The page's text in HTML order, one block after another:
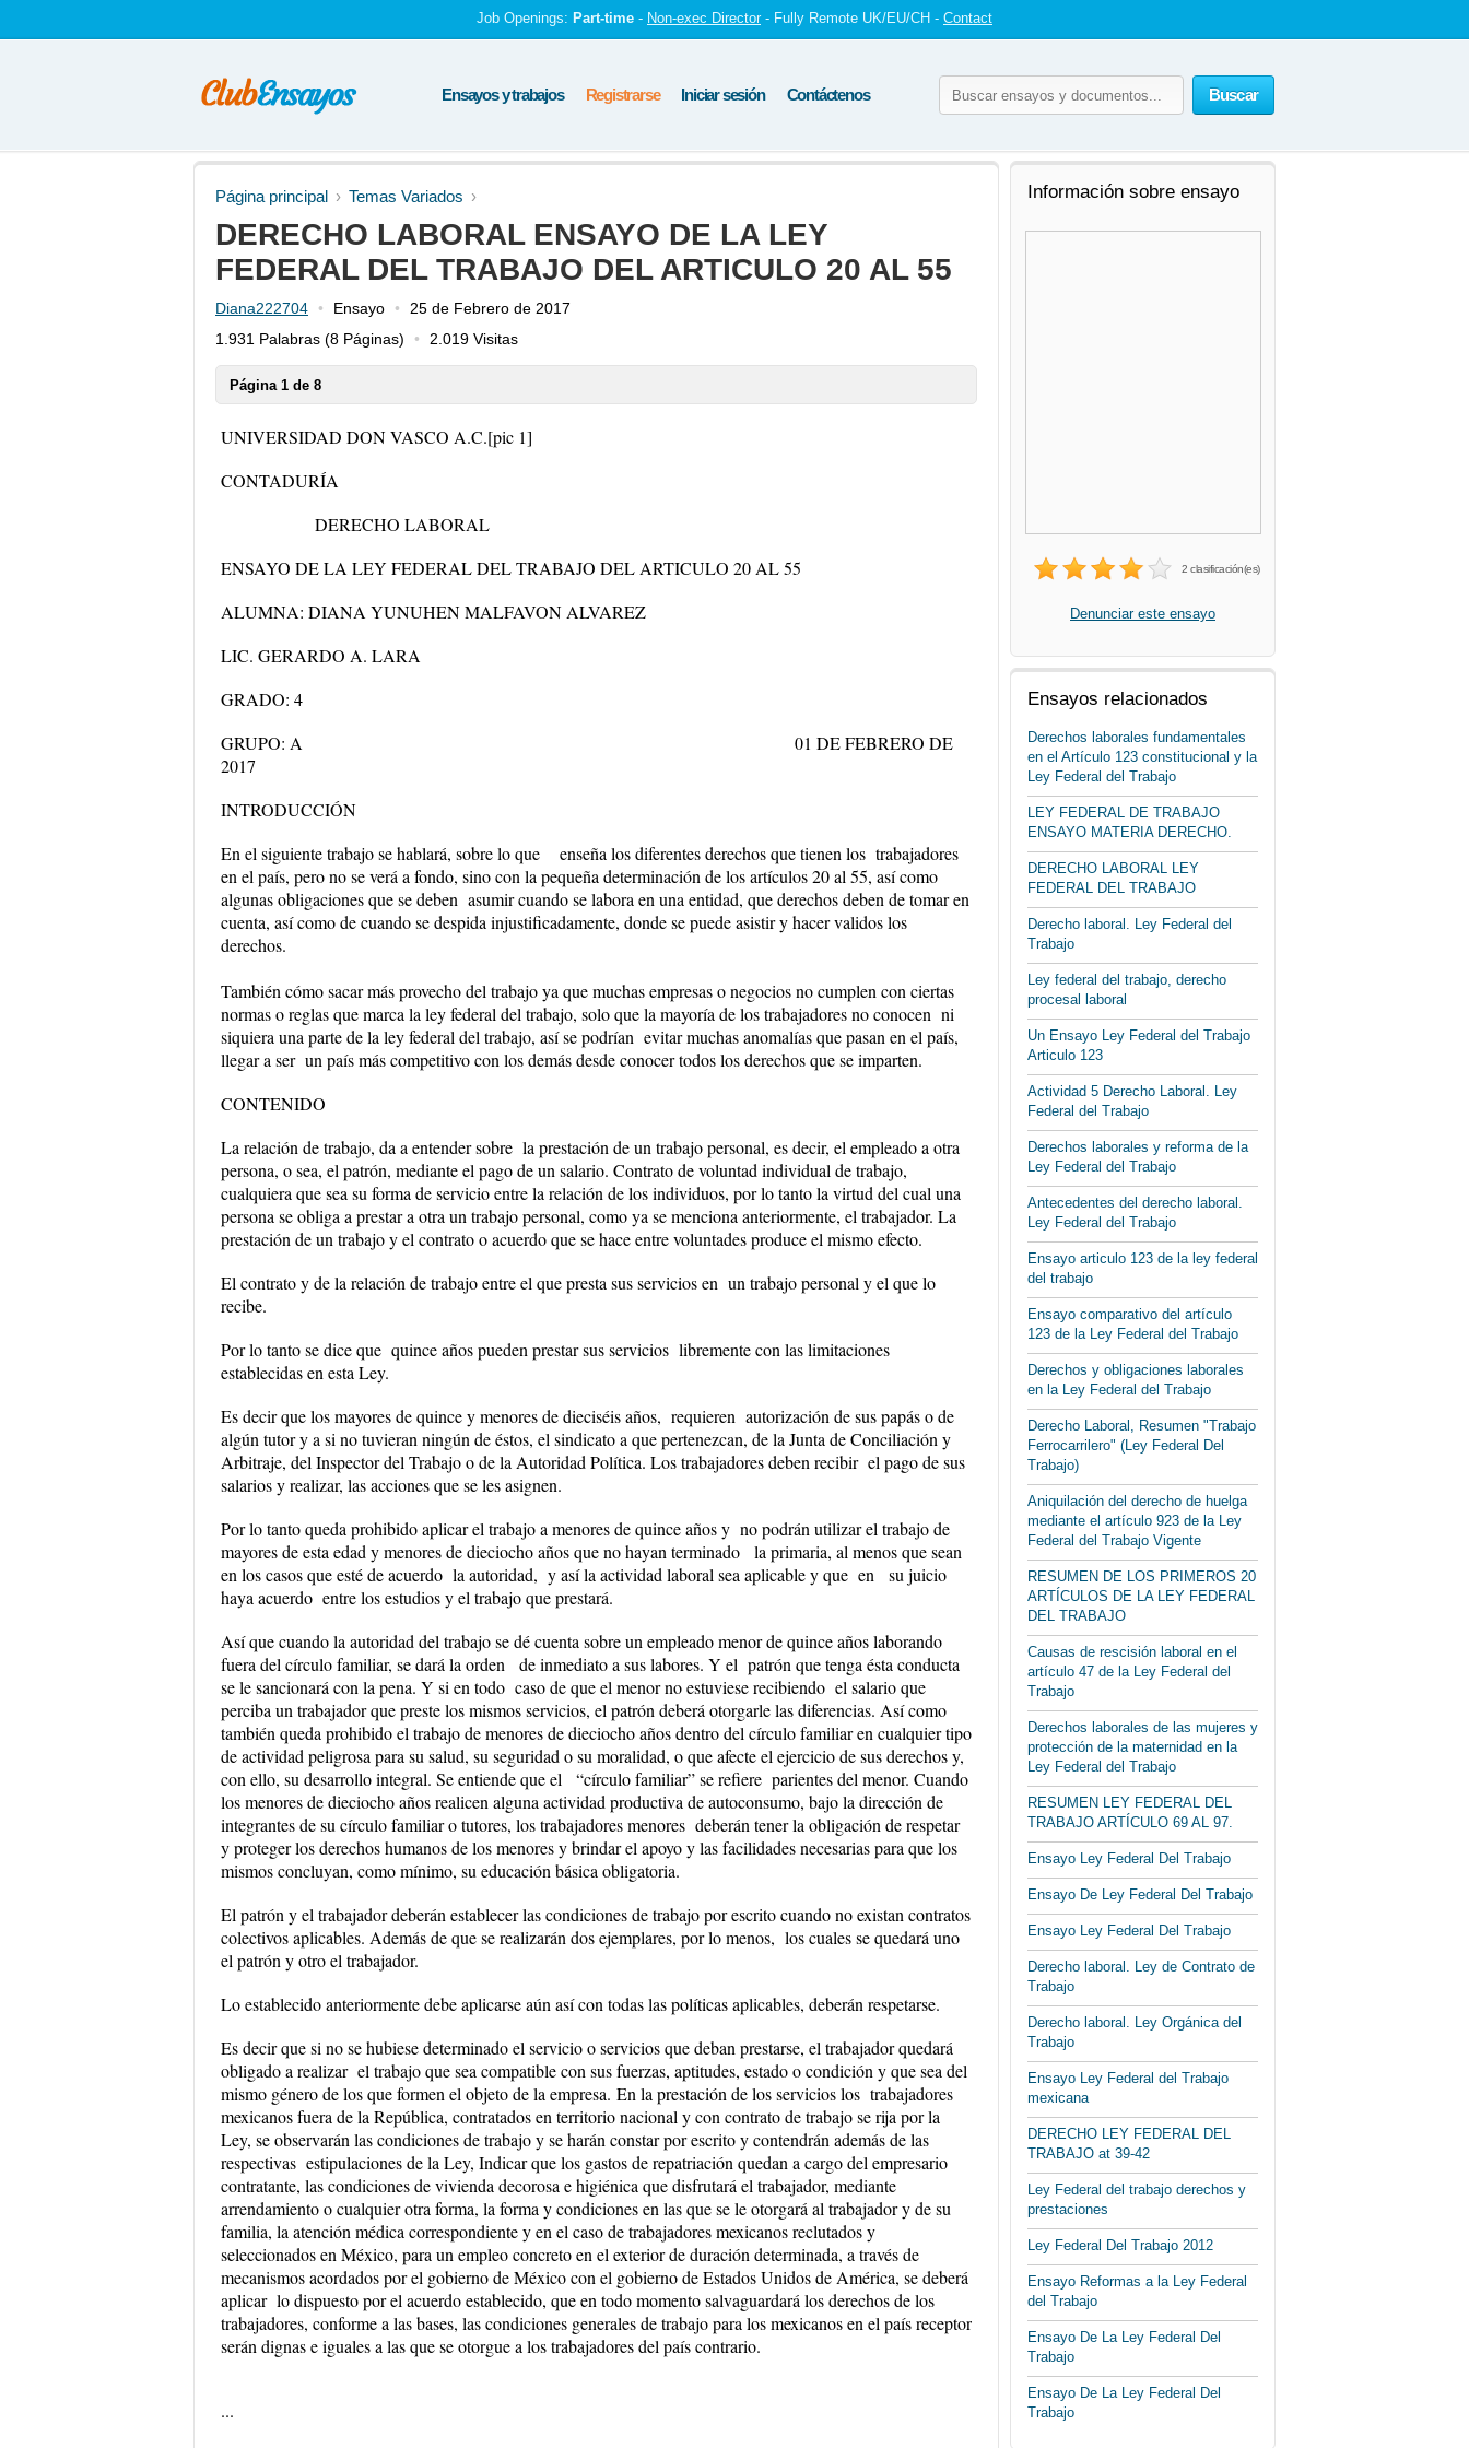
Job Openings: Part-time - Non-exec Director - Fully Remote UK/EU/CH - Contact
Buscar
Ensayos y trabajos Registrarse Iniciar sesión Contáctenos
Página principal Temas Variados
DERECHO LABORAL ENSAYO DE LA LEY
FEDERAL DEL TRABAJO DEL ARTICULO 20 AL 55
Diana222704 Ensayo
25 de Febrero de 2017
1.931 Palabras (8 Páginas) 2.019 Visitas
Página 1 de 8
UNIVERSIDAD DON VASCO A.C.[pic 1]
CONTADURÍA
DERECHO LABORAL
ENSAYO DE LA LEY FEDERAL DEL TRABAJO DEL ARTICULO 20 AL 55
ALUMNA: DIANA YUNUHEN MALFAVON ALVAREZ
LIC. GERARDO A. LARA
GRADO: 4
GRUPO: A 01 DE FEBRERO DE
2017
INTRODUCCIÓN
En el siguiente trabajo se hablará, sobre lo que enseña los diferentes derechos que tienen los trabajadores
en el país, pero no se verá a fondo, sino con la pequeña determinación de los artículos 20 al 55, así como
algunas obligaciones que se deben asumir cuando se labora en una entidad, que derechos deben de tomar en
cuenta, así como de cuando se despida injustificadamente, donde se puede asistir y hacer validos los
derechos.
También cómo sacar más provecho del trabajo ya que muchas empresas o negocios no cumplen con ciertas
normas o reglas que marca la ley federal del trabajo, solo que la mayoría de los trabajadores no conocen ni
siquiera una parte de la ley federal del trabajo, así se podrían evitar muchas anomalías que pasan en el país,
llegar a ser un país más competitivo con los demás desde conocer todos los derechos que se imparten.
CONTENIDO
La relación de trabajo, da a entender sobre la prestación de un trabajo personal, es decir, el empleado a otra
persona, o sea, el patrón, mediante el pago de un salario. Contrato de voluntad individual de trabajo,
cualquiera que sea su forma de servicio entre la relación de los individuos, por lo tanto la virtud del cual una
persona se obliga a prestar a otra un trabajo personal, como ya se menciona anteriormente, el trabajador. La
prestación de un trabajo y el contrato o acuerdo que se hace entre voluntades produce el mismo efecto.
El contrato y de la relación de trabajo entre el que presta sus servicios en un trabajo personal y el que lo
recibe.
Por lo tanto se dice que quince años pueden prestar sus servicios libremente con las limitaciones
establecidas en esta Ley.
Es decir que los mayores de quince y menores de dieciséis años, requieren autorización de sus papás o de
algún tutor y a si no tuvieran ningún de éstos, el sindicato a que pertenezcan, de la Junta de Conciliación y
Arbitraje, del Inspector del Trabajo o de la Autoridad Política. Los trabajadores deben recibir el pago de sus
salarios y realizar, las acciones que se les asignen.
Por lo tanto queda prohibido aplicar el trabajo a menores de quince años y no podrán utilizar el trabajo de
mayores de esta edad y menores de dieciocho años que no hayan terminado la primaria, al menos que sean
en los casos que esté de acuerdo la autoridad, y así la actividad laboral sea aplicable y que en su juicio
haya acuerdo entre los estudios y el trabajo que prestará.
Así que cuando la autoridad del trabajo se dé cuenta sobre un empleado menor de quince años laborando
fuera del círculo familiar, se dará la orden de inmediato a sus labores. Y el patrón que tenga ésta conducta
se le sancionará con la pena. Y si en todo caso de que el menor no estuviese recibiendo el salario que
perciba un trabajador que preste los mismos servicios, el patrón deberá otorgarle las diferencias. Así como
también queda prohibido el trabajo de menores de dieciocho años dentro del círculo familiar en cualquier tipo
de actividad peligrosa para su salud, su seguridad o su moralidad, o que afecte el ejercicio de sus derechos y,
con ello, su desarrollo integral. Se entiende que el “círculo familiar” se refiere parientes del menor. Cuando
los menores de dieciocho años realicen alguna actividad productiva de autoconsumo, bajo la dirección de
integrantes de su círculo familiar o tutores, los trabajadores menores deberán tener la obligación de respetar
y proteger los derechos humanos de los menores y brindar el apoyo y las facilidades necesarias para que los
mismos concluyan, como mínimo, su educación básica obligatoria.
El patrón y el trabajador deberán establecer las condiciones de trabajo por escrito cuando no existan contratos
colectivos aplicables. Además de que se realizarán dos ejemplares, por lo menos, los cuales se quedará uno
el patrón y otro el trabajador.
Lo establecido anteriormente debe aplicarse aún así con todas las políticas aplicables, deberán respetarse.
Es decir que si no se hubiese determinado el servicio o servicios que deban prestarse, el trabajador quedará
obligado a realizar el trabajo que sea compatible con sus fuerzas, aptitudes, estado o condición y que sea del
mismo género de los que formen el objeto de la empresa. En la prestación de los servicios los trabajadores
mexicanos fuera de la República, contratados en territorio nacional y con contrato de trabajo se rija por la
Ley, se observarán las condiciones de trabajo y se harán constar por escrito y contendrán además de las
respectivas estipulaciones de la Ley, Indicar que los gastos de repatriación quedan a cargo del empresario
contratante, las condiciones de vivienda decorosa e higiénica que disfrutará el trabajador, mediante
arrendamiento o cualquier otra forma, la forma y condiciones en las que se le otorgará al trabajador y de su
familia, la atención médica correspondiente y en el caso de trabajadores mexicanos reclutados y
seleccionados en México, para un empleo concreto en el exterior de duración determinada, a través de
mecanismos acordados por el gobierno de México con el gobierno de Estados Unidos de América, se deberá
aplicar lo dispuesto por el acuerdo establecido, que en todo momento salvaguardará los derechos de los
trabajadores, conforme a las bases, las condiciones generales de trabajo para los mexicanos en el país receptor
serán dignas e iguales a las que se otorgue a los trabajadores del país contrario.
...
Información sobre ensayo
2 clasificación(es)
Denunciar este ensayo
Ensayos relacionados
Derechos laborales fundamentales
en el Artículo 123 constitucional y la
Ley Federal del Trabajo
LEY FEDERAL DE TRABAJO
ENSAYO MATERIA DERECHO.
DERECHO LABORAL LEY
FEDERAL DEL TRABAJO
Derecho laboral. Ley Federal del
Trabajo
Ley federal del trabajo, derecho
procesal laboral
Un Ensayo Ley Federal del Trabajo
Articulo 123
Actividad 5 Derecho Laboral. Ley
Federal del Trabajo
Derechos laborales y reforma de la
Ley Federal del Trabajo
Antecedentes del derecho laboral.
Ley Federal del Trabajo
Ensayo articulo 123 de la ley federal
del trabajo
Ensayo comparativo del artículo
123 de la Ley Federal del Trabajo
Derechos y obligaciones laborales
en la Ley Federal del Trabajo
Derecho Laboral, Resumen "Trabajo
Ferrocarrilero" (Ley Federal Del
Trabajo)
Aniquilación del derecho de huelga
mediante el artículo 923 de la Ley
Federal del Trabajo Vigente
RESUMEN DE LOS PRIMEROS 20
ARTÍCULOS DE LA LEY FEDERAL
DEL TRABAJO
Causas de rescisión laboral en el
artículo 47 de la Ley Federal del
Trabajo
Derechos laborales de las mujeres y
protección de la maternidad en la
Ley Federal del Trabajo
RESUMEN LEY FEDERAL DEL
TRABAJO ARTÍCULO 69 AL 97.
Ensayo Ley Federal Del Trabajo
Ensayo De Ley Federal Del Trabajo
Ensayo Ley Federal Del Trabajo
Derecho laboral. Ley de Contrato de
Trabajo
Derecho laboral. Ley Orgánica del
Trabajo
Ensayo Ley Federal del Trabajo
mexicana
DERECHO LEY FEDERAL DEL
TRABAJO at 39-42
Ley Federal del trabajo derechos y
prestaciones
Ley Federal Del Trabajo 2012
Ensayo Reformas a la Ley Federal
del Trabajo
Ensayo De La Ley Federal Del
Trabajo
Ensayo De La Ley Federal Del
Trabajo